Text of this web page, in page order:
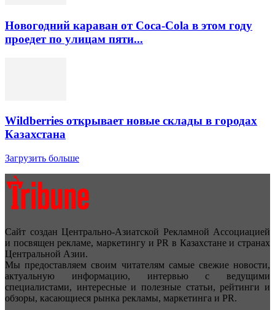
Новогодний караван от Coca-Cola в этом году
проедет по улицам пяти...
Wildberries открывает новые склады в городах
Казахстана
Загрузить больше
Сайт создан Центрально-Азиатской Рекламной Ассоциацией
и посвящен рекламе, маркетингу и PR в Казахстане и странах
Центральной Азии.
Мы предоставляем своим читателям самые свежие новости,
актуальную информацию, интервью с ведущими
специалистами, интересные и полезные статьи, рейтинги и
обзоры, касающиеся рынка рекламы, маркетинга и PR.